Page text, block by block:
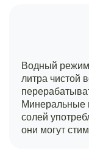
Водный режим
литра чистой
Минеральные
солей
они могут